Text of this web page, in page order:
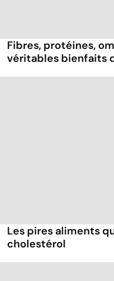
Fibres, protéines,
véritables bienfaits
Les pires aliments
cholestérol